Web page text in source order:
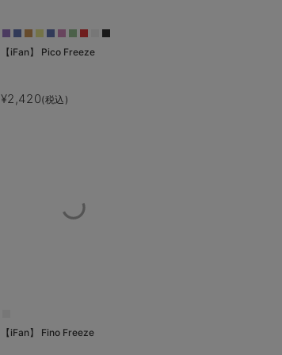
【iFan】 Pico Freeze
¥2,420(税込)
【iFan】 Fino Freeze